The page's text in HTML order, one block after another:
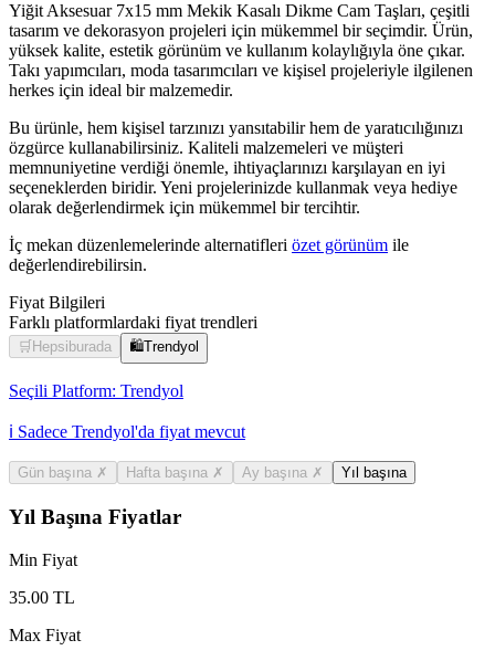
Yiğit Aksesuar 7x15 mm Mekik Kasalı Dikme Cam Taşları, çeşitli
tasarım ve dekorasyon projeleri için mükemmel bir seçimdir. Ürün,
yüksek kalite, estetik görünüm ve kullanım kolaylığıyla öne çıkar.
Takı yapımcıları, moda tasarımcıları ve kişisel projeleriyle ilgilenen
herkes için ideal bir malzemedir.
Bu ürünle, hem kişisel tarzınızı yansıtabilir hem de yaratıcılığınızı
özgürce kullanabilirsiniz. Kaliteli malzemeleri ve müşteri
memnuniyetine verdiği önemle, ihtiyaçlarınızı karşılayan en iyi
seçeneklerden biridir. Yeni projelerinizde kullanmak veya hediye
olarak değerlendirmek için mükemmel bir tercihtir.
İç mekan düzenlemelerinde alternatifleri özet görünüm ile
değerlendirebilirsin.
Fiyat Bilgileri
Farklı platformlardaki fiyat trendleri
🛒 Hepsiburada 🛍️Trendyol
Seçili Platform: Trendyol
ℹ️ Sadece Trendyol'da fiyat mevcut
Gün başına ✗ Hafta başına ✗ Ay başına ✗ Yıl başına
Yıl Başına Fiyatlar
Min Fiyat
35.00 TL
Max Fiyat